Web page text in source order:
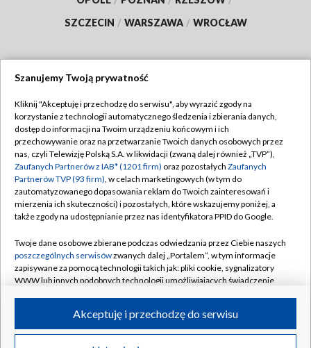
SZCZECIN / WARSZAWA / WROCŁAW
TVP
Abonament TVP
Emisja w TVP
Centrum informacji TVP
Naziemna Telewizja Cyfrowa
Rada Programowa
System NOS
Informacje o nadawcy
Program dla prasy
Regulamin TVP
Polityka prywatności
Moje zgody
Pomoc
Kontakt
Kanały
©2026 Telewizja Polska S.A. w likwidacji
Szanujemy Twoją prywatność
Kliknij "Akceptuję i przechodzę do serwisu", aby wyrazić zgody na
korzystanie z technologii automatycznego śledzenia i zbierania danych,
dostęp do informacji na Twoim urządzeniu końcowym i ich
przechowywanie oraz na przetwarzanie Twoich danych osobowych przez
nas, czyli Telewizję Polską S.A. w likwidacji (zwaną dalej również „TVP”),
Zaufanych Partnerów z IAB* (1201 firm) oraz pozostałych Zaufanych
Partnerów TVP (93 firm), w celach marketingowych (w tym do
zautomatyzowanego dopasowania reklam do Twoich zainteresowań i
mierzenia ich skuteczności) i pozostałych, które wskazujemy poniżej, a
także zgody na udostępnianie przez nas identyfikatora PPID do Google.
Twoje dane osobowe zbierane podczas odwiedzania przez Ciebie naszych
poszczególnych serwisówzwanych dalej „Portalem”, w tym informacje
zapisywane za pomocą technologii takich jak: pliki cookie, sygnalizatory
WWW lub innych podobnych technologii umożliwiających świadczenie
ruchu w Internecie.
Twoje dane osobowe zbierane podczas odwiedzania przez Ciebie
Akceptuję i przechodzę do serwisu